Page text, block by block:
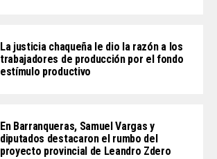
La justicia chaqueña le dio la razón a los
trabajadores de producción por el fondo
estímulo productivo
En Barranqueras, Samuel Vargas y
diputados destacaron el rumbo del
proyecto provincial de Leandro Zdero